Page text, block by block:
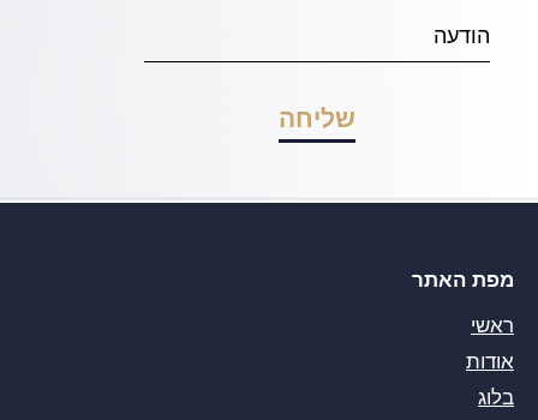
מפת האתר
ראשי
אודות
בלוג